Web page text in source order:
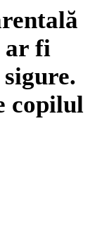
ar fi
copilul